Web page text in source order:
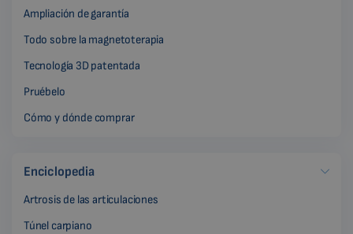
Ampliación de garantía
Todo sobre la magnetoterapia
Tecnología 3D patentada
Pruébelo
Cómo y dónde comprar
Enciclopedia
Artrosis de las articulaciones
Túnel carpiano